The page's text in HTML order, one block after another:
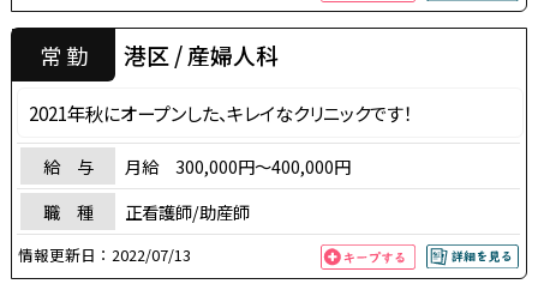
常 勤 港区 / 産婦人科
2021年秋にオープンした、キレイなクリニックです！
給 与
月給 300,000円～400,000円
職 種
正看護師/助産師
情報更新日：2022/07/13